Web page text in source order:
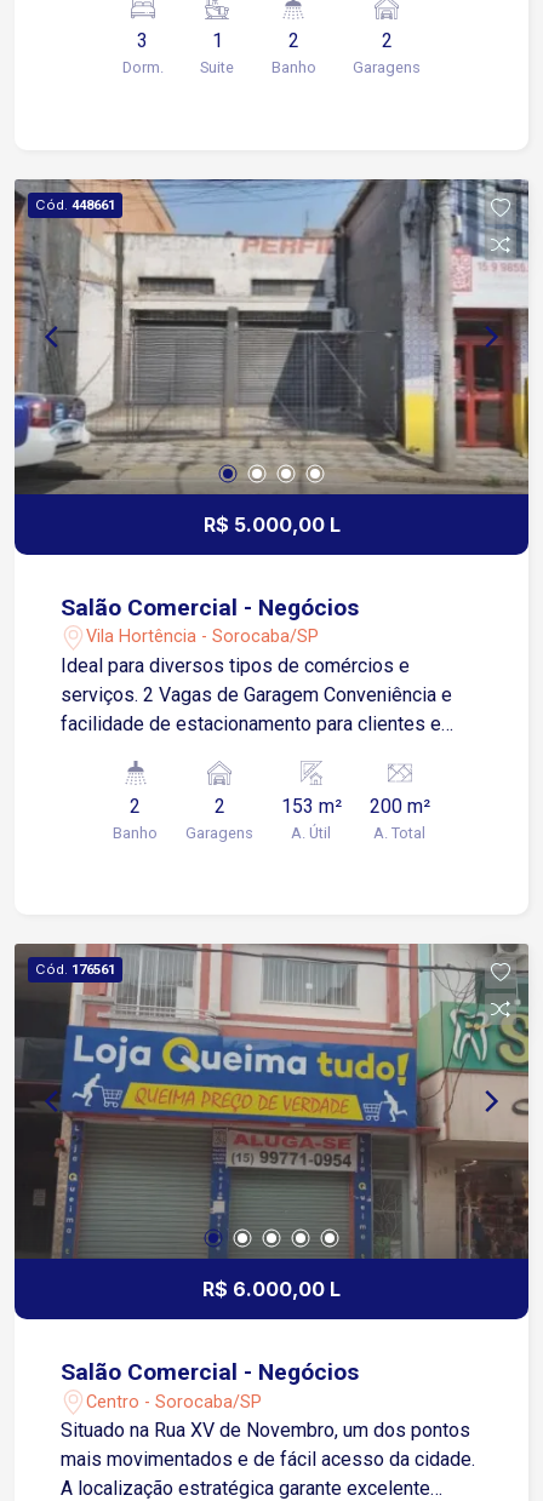
Cozinha com armários modulados Área de
serviço independente 2 vagas de garagem
cobertas O apartamento está localizado em uma
Paulo Avenida Afonso Vergueiro Marginal Dom
Aguirre Além disso, está a poucos minutos do
Terminal Urbano São Paulo e da Rodoviária,
facilitando o deslocamento tanto dentro quanto
fora da cidade. Morar no Centro de Sorocaba
significa ter tudo à sua porta: bancos,
supermercados, farmácias, escolas, clínicas,
lojas e uma variedade de comércios e serviços.
3
Dorm.
1
Suite
2
Banho
2
Garagens
Cód. 448661
R$ 5.000,00 L
Salão Comercial - Negócios
Vila Hortência - Sorocaba/SP
Ideal para diversos tipos de comércios e
serviços. 2 Vagas de Garagem Conveniência e
facilidade de estacionamento para clientes e
adicional, como área de serviço ou para
ampliação do negócio. Localização: Centro de
Sorocaba, em uma região estratégica com grande
2
Banho
2
Garagens
153 m²
A. Útil
200 m²
A. Total
Cód. 176561
R$ 6.000,00 L
Salão Comercial - Negócios
Centro - Sorocaba/SP
Situado na Rua XV de Novembro, um dos pontos
mais movimentados e de fácil acesso da cidade.
A localização estratégica garante excelente